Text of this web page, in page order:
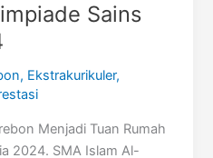
Sains
, Ekstrakurikuler,
Menjadi Tuan Rumah
2024. SMA Islam Al-